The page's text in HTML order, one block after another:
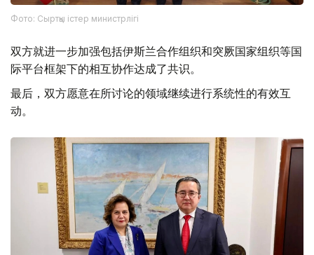
Фото: Сыртқы істер министрлігі
双方就进一步加强包括伊斯兰合作组织和突厥国家组织等国
际平台框架下的相互协作达成了共识。
最后，双方愿意在所讨论的领域继续进行系统性的有效互
动。